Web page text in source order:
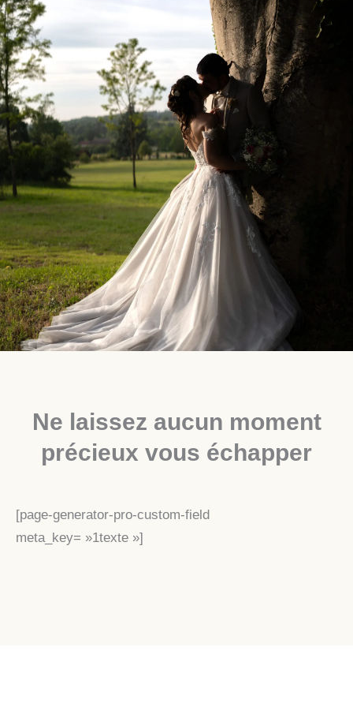
Ne laissez aucun moment
précieux vous échapper
[page-generator-pro-custom-field
meta_key= »1texte »]